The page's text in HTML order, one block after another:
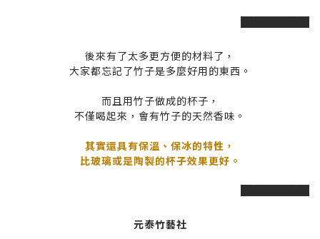
後來有了太多更方便的材料了，
大家都忘記了竹子是多麼好用的東西。
而且用竹子做成的杯子，
不僅喝起來，會有竹子的天然香味。
其實還具有保溫、保冰的特性，
比玻璃或是陶製的杯子效果更好。
元泰竹藝社